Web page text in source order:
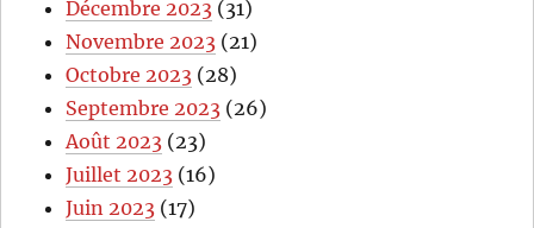
Décembre 2023 (31)
Novembre 2023 (21)
Octobre 2023 (28)
Septembre 2023 (26)
Août 2023 (23)
Juillet 2023 (16)
Juin 2023 (17)